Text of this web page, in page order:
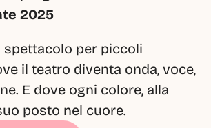
2025
spettacolo per piccoli
il teatro diventa onda, voce,
E dove ogni colore, alla
posto nel cuore.